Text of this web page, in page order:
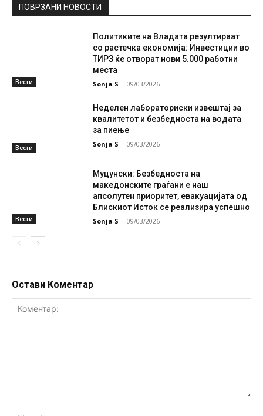
ПОВРЗАНИ НОВОСТИ
Вести
Политиките на Владата резултираат
со растечка економија: Инвестиции во
ТИРЗ ќе отворат нови 5.000 работни
места
Sonja S - 09/03/2026
Вести
Неделен лабораториски извештај за
квалитетот и безбедноста на водата
за пиење
Sonja S - 09/03/2026
Вести
Муцунски: Безбедноста на
македонските граѓани е наш
апсолутен приоритет, евакуацијата од
Блискиот Исток се реализира успешно
Sonja S - 09/03/2026
Остави Коментар